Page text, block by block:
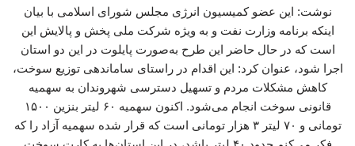
نوشت: این عضو کمیسیون انرژی مجلس شورای اسلامی با بیان
اینکه برنامه وزارت نفت و به ویژه شرکت ملی پخش و پالایش این
است که در حال حاضر این طرح به‌صورت پایلوت در این دو استان
اجرا شود، عنوان کرد: این اقدام در راستای ساماندهی توزیع سوخت،
کاهش مشکلات مردم و تسهیل دسترسی شهروندان به سهمیه
قانونی سوخت انجام می‌شود. اکنون سهمیه ۶۰ لیتر بنزین ۱۵۰۰
تومانی و ۷۰ لیتر ۳ هزار تومانی است که قرار شده سهمیه آزاد را که